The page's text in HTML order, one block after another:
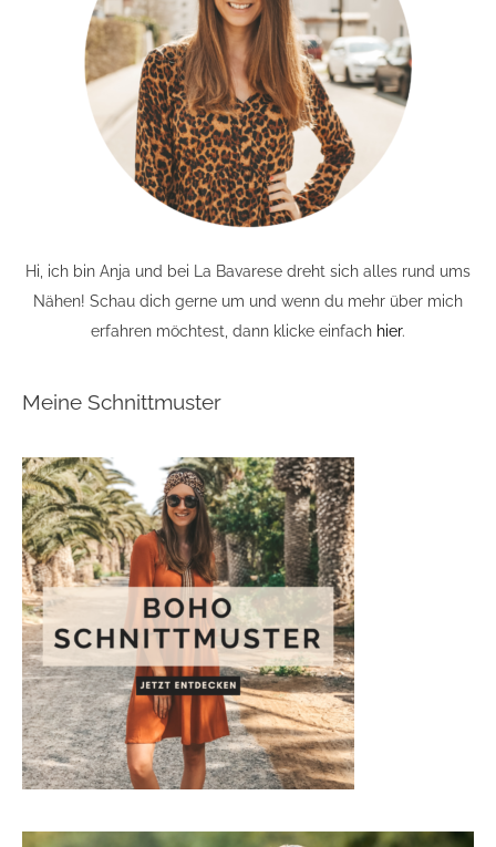
Hi, ich bin Anja und bei La Bavarese dreht sich alles rund ums
Nähen! Schau dich gerne um und wenn du mehr über mich
erfahren möchtest, dann klicke einfach hier.
Meine Schnittmuster